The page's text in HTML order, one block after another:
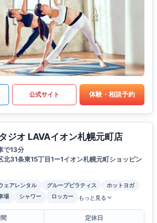
公式サイト 体験・相談予約
ジオ LAVAイオン札幌元町店
で13分
北31条東15丁目1ー1イオン札幌元町ショッピン
ェアレンタル グループピラティス
ホットヨガ
場 シャワー ロッカー もっと見る
定休日